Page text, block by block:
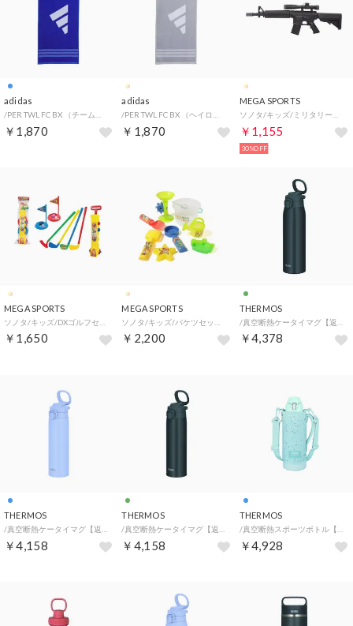
adidas
￥1,870
adidas
￥1,870
MEGA SPORTS
￥1,155
30%OFF
MEGA SPORTS
￥1,650
MEGA SPORTS
￥2,200
THERMOS
￥4,378
THERMOS
￥4,158
THERMOS
￥4,158
THERMOS
￥4,928